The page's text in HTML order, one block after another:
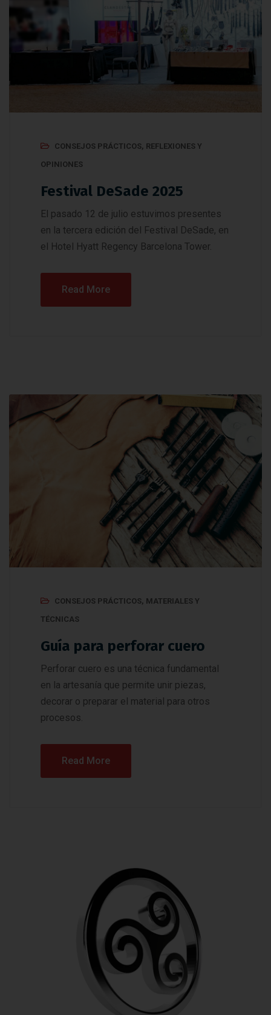
CONSEJOS PRÁCTICOS, REFLEXIONES Y
OPINIONES
Festival DeSade 2025
El pasado 12 de julio estuvimos presentes
en la tercera edición del Festival DeSade, en
el Hotel Hyatt Regency Barcelona Tower.
Read More
CONSEJOS PRÁCTICOS, MATERIALES Y
TÉCNICAS
Guía para perforar cuero
Perforar cuero es una técnica fundamental
en la artesanía que permite unir piezas,
decorar o preparar el material para otros
procesos.
Read More